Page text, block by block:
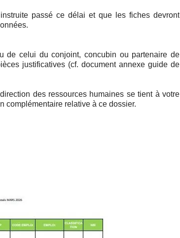
passé ce délai et que les fiches devront
de celui du conjoint, concubin ou partenaire de
justificatives (cf. document annexe guide de
des ressources humaines se tient à votre
complémentaire relative à ce dossier.